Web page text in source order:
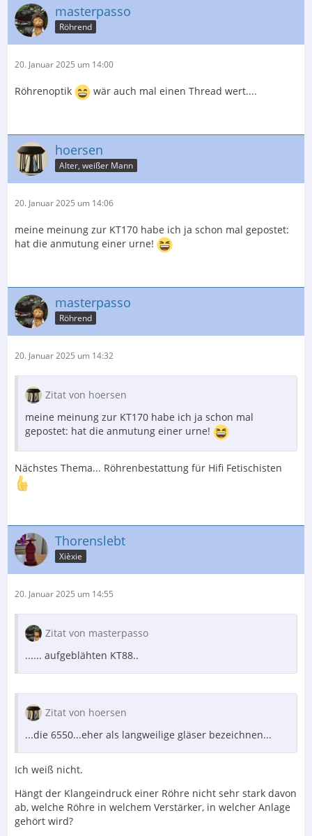
masterpasso
Röhrend
20. Januar 2025 um 14:00
Röhrenoptik wär auch mal einen Thread wert....
hoersen
Alter, weißer Mann
20. Januar 2025 um 14:06
meine meinung zur KT170 habe ich ja schon mal gepostet:
hat die anmutung einer urne!
masterpasso
Röhrend
20. Januar 2025 um 14:32
Zitat von hoersen
meine meinung zur KT170 habe ich ja schon mal
gepostet: hat die anmutung einer urne!
Nächstes Thema... Röhrenbestattung für Hifi Fetischisten
Thorenslebt
Xièxie
20. Januar 2025 um 14:55
Zitat von masterpasso
...... aufgeblähten KT88..
Zitat von hoersen
...die 6550...eher als langweilige gläser bezeichnen...
Ich weiß nicht.
Hängt der Klangeindruck einer Röhre nicht sehr stark davon
ab, welche Röhre in welchem Verstärker, in welcher Anlage
gehört wird?